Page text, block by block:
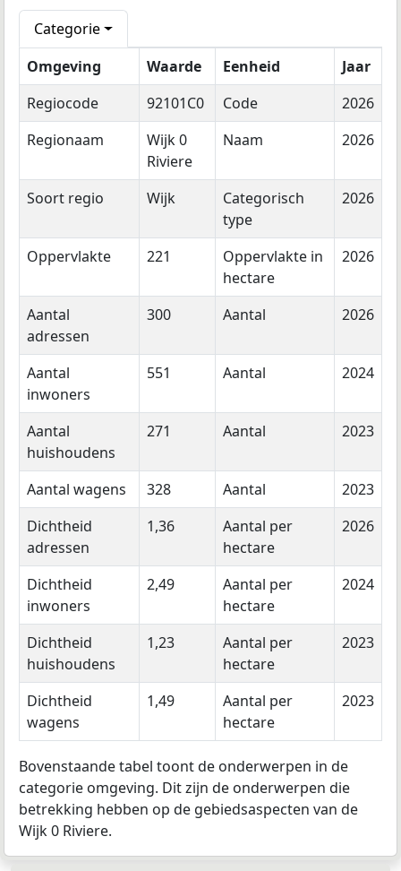
Categorie
Omgeving
Waarde Eenheid
Jaar
Regiocode
92101C0 Code
2026
Regionaam
Wijk 0
Riviere
Naam 2026
Soort regio Wijk
Categorisch
type
2026
Oppervlakte 221
Oppervlakte in
hectare
2026
Aantal
adressen
300 Aantal 2026
Aantal
inwoners
551 Aantal 2024
Aantal
huishoudens
271 Aantal 2023
Aantal wagens 328 Aantal
2023
Dichtheid
adressen
1,36
Aantal per
hectare
2026
Dichtheid
inwoners
2,49
Aantal per
hectare
2024
Dichtheid
huishoudens
1,23
Aantal per
hectare
2023
Dichtheid
wagens
1,49
Aantal per
hectare
2023
Bovenstaande tabel toont de onderwerpen in de
categorie omgeving. Dit zijn de onderwerpen die
betrekking hebben op de gebiedsaspecten van de
Wijk 0 Riviere.